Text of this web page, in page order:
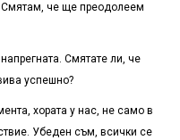
Смятам, че ще преодолеем
Смятате ли, че
успешно?
хората у нас, не само в
Убеден съм, всички се